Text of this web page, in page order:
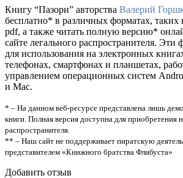
Книгу “Пазори” авторства Валерий
бесплатно* в различных форматах, таких
pdf, а также читать полную версию*
сайте легального распространителя. Эти
для использования на электронных
телефонах, смартфонах и планшетах,
управлением операционных систем
и Mac.
* – На данном веб-ресурсе представлена лишь
книги. Полная версия доступна для приобретения
распространителя.
** – Наш сайт не поддерживает пиратскую
представителем «Книжного братства Флибуста»
Добавить отзыв